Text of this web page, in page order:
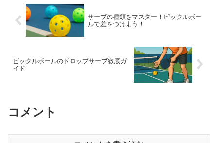
サーブの種類をマスター！ピックルボー
ルで差をつけよう！
ピックルボールのドロップサーブ徹底ガ
イド
コメント